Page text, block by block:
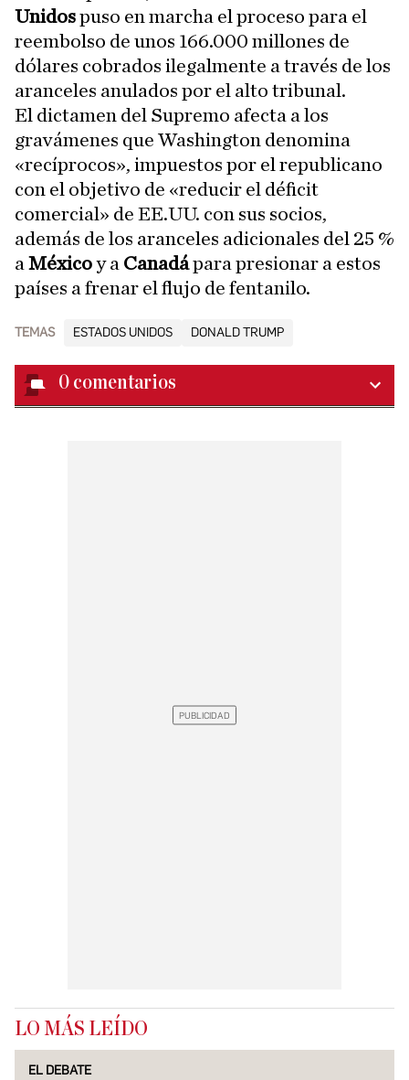
Unidospuso en marcha el proceso para el
reembolso de unos 166.000 millones de
dólares cobrados ilegalmente a través de los
aranceles anulados por el alto tribunal.
El dictamen del Supremo afecta a los
gravámenes que Washington denomina
«recíprocos», impuestos por el republicano
con el objetivo de «reducir el déficit
comercial» de EE.UU. con sus socios,
además de los aranceles adicionales del 25 %
a Méxicoy a Canadápara presionar a estos
países a frenar el flujo de fentanilo.
TEMAS ESTADOS UNIDOS DONALD TRUMP
0 comentarios
LO MÁS LEÍDO
EL DEBATE